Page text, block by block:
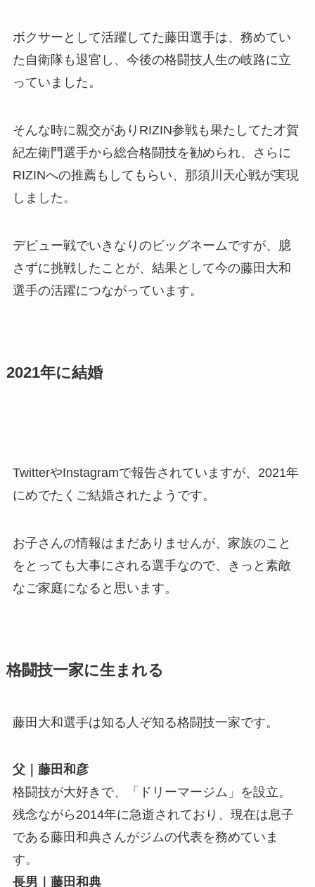
ボクサーとして活躍してた藤田選手は、務めてい
た自衛隊も退官し、今後の格闘技人生の岐路に立
っていました。
そんな時に親交がありRIZIN参戦も果たしてた才賀
紀左衛門選手から総合格闘技を勧められ、さらに
RIZINへの推薦もしてもらい、那須川天心戦が実現
しました。
デビュー戦でいきなりのビッグネームですが、臆
さずに挑戦したことが、結果として今の藤田大和
選手の活躍につながっています。
2021年に結婚
TwitterやInstagramで報告されていますが、2021年
にめでたくご結婚されたようです。
お子さんの情報はまだありませんが、家族のこと
をとっても大事にされる選手なので、きっと素敵
なご家庭になると思います。
格闘技一家に生まれる
藤田大和選手は知る人ぞ知る格闘技一家です。
父｜藤田和彦
格闘技が大好きで、「ドリーマージム」を設立。
残念ながら2014年に急逝されており、現在は息子
である藤田和典さんがジムの代表を務めていま
す。
長男｜藤田和典